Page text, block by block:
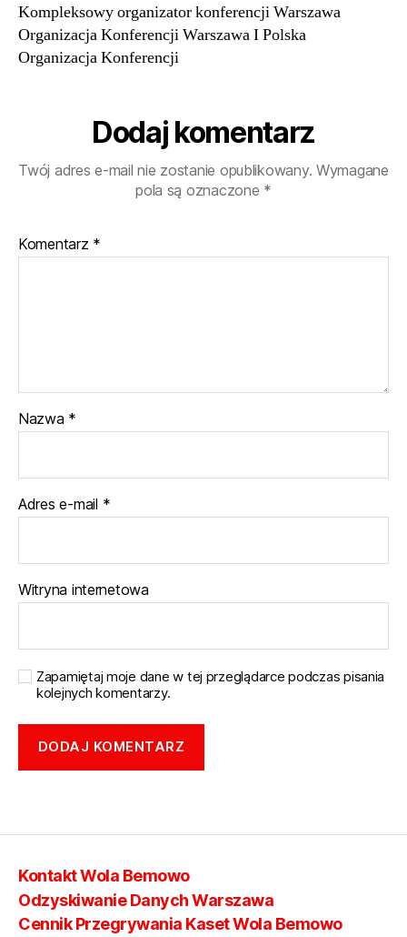
Kompleksowy organizator konferencji Warszawa
Organizacja Konferencji Warszawa I Polska
Organizacja Konferencji
Dodaj komentarz
Twój adres e-mail nie zostanie opublikowany. Wymagane
pola są oznaczone *
Komentarz *
Nazwa *
Adres e-mail *
Witryna internetowa
Zapamiętaj moje dane w tej przeglądarce podczas pisania
kolejnych komentarzy.
Kontakt Wola Bemowo
Odzyskiwanie Danych Warszawa
Cennik Przegrywania Kaset Wola Bemowo